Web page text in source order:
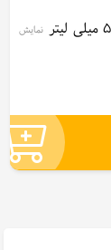
نمایش